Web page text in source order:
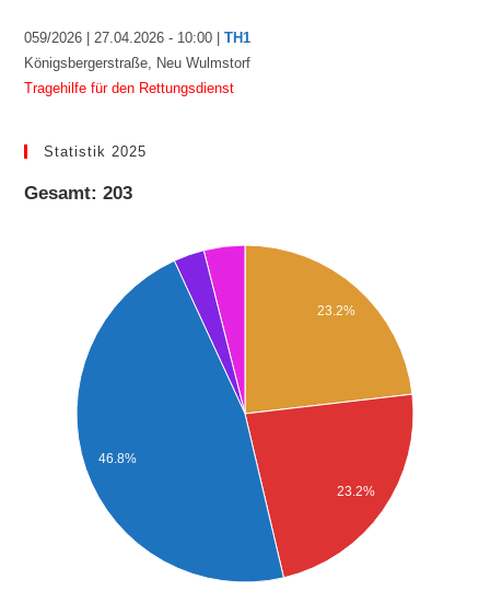
059/2026 | 27.04.2026 - 10:00 |TH1
Königsbergerstraße, Neu Wulmstorf
Tragehilfe für den Rettungsdienst
Statistik 2025
Gesamt: 203
23.2%
23.2%
46.8%